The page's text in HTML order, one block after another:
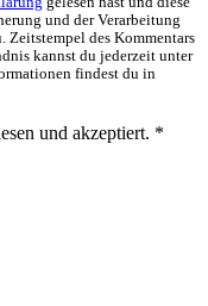
und der Verarbeitung
Zeitstempel des Kommentars
kannst du jederzeit unter
findest du in
und akzeptiert. *